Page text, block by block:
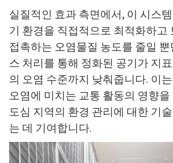
실질적인 효과 측면에서, 이 시스
기 환경을 직접적으로 최적화하고
접촉하는 오염물질 농도를 줄일
스 처리를 통해 정화된 공기가 지
의 오염 수준까지 낮춰줍니다. 이
오염에 미치는 교통 활동의 영향
도심 지역의 환경 관리에 대한 기
는 데 기여합니다.